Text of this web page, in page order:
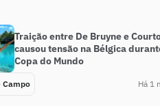
Traição entre De Bruyne e
causou tensão na Bélgica
Copa do Mundo
Campo Há 1